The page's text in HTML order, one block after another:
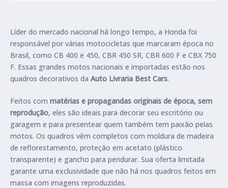
Líder do mercado nacional há longo tempo, a Honda foi
responsável por várias motocicletas que marcaram época no
Brasil, como CB 400 e 450, CBR 450 SR, CBR 600 F e CBX 750
F. Essas grandes motos nacionais e importadas estão nos
quadros decorativos da Auto Livraria Best Cars.
Feitos com matérias e propagandas originais de época, sem
reprodução, eles são ideais para decorar seu escritório ou
garagem e para presentear quem também tem paixão pelas
motos. Os quadros vêm completos com moldura de madeira
de reflorestamento, proteção em acetato (plástico
transparente) e gancho para pendurar. Sua oferta limitada
garante uma exclusividade que não há nos quadros feitos em
massa com imagens reproduzidas.